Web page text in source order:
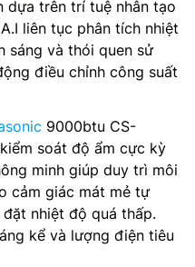
dựa trên trí tuệ nhân tạo
liên tục phân tích nhiệt
sáng và thói quen sử
điều chỉnh công suất
9000btu CS-
soát độ ẩm cực kỳ
minh giúp duy trì môi
cảm giác mát mẻ tự
nhiệt độ quá thấp.
kể và lượng điện tiêu